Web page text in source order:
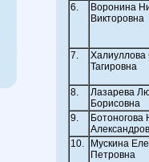
6.
Воронина
Викторовна
7.
Тагировна
8.
Лазарева
Борисовна
9.
10.
Мускина
Петровна